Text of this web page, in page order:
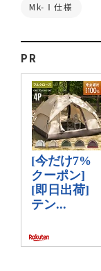
Mk-Ⅰ仕様
PR